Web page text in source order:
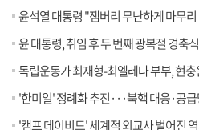
윤석열 대통령 "잼버리 무난하게 마무
윤 대통령, 취임 후 두 번째 광복절 경축식
독립운동가 최재형-최엘레나 부부, 현
'한미일' 정례화 추진···북핵 대응·공급
'캠프 데이비드' 세계적 외교사 벌어진